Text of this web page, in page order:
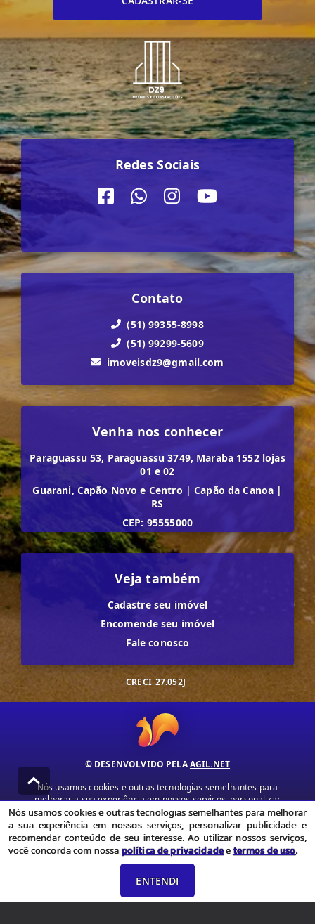
Redes Sociais
Contato
(51) 99355-8998
(51) 99299-5609
imoveisdz9@gmail.com
Venha nos conhecer
Paraguassu 53, Paraguassu 3749, Maraba 1552 lojas
01 e 02
Guarani, Capão Novo e Centro | Capão da Canoa |
RS
CEP: 95555000
Veja também
Cadastre seu imóvel
Encomende seu imóvel
Fale conosco
CRECI 27.052J
© DESENVOLVIDO PELAAGIL.NET
Nós usamos cookies e outras tecnologias semelhantes para
melhorar a sua experiência em nossos serviços, personalizar
publicidade e recomendar conteúdo de seu interesse. Ao utilizar
nossos serviços, você concorda com nossa política de privacidade e
termos de uso.
Política de Privacidade Termos de uso
Nós usamos cookies e outras tecnologias semelhantes para melhorar
a sua experiência em nossos serviços, personalizar publicidade e
recomendar conteúdo de seu interesse. Ao utilizar nossos serviços,
você concorda com nossa política de privacidadeetermos de uso.
ENTENDI